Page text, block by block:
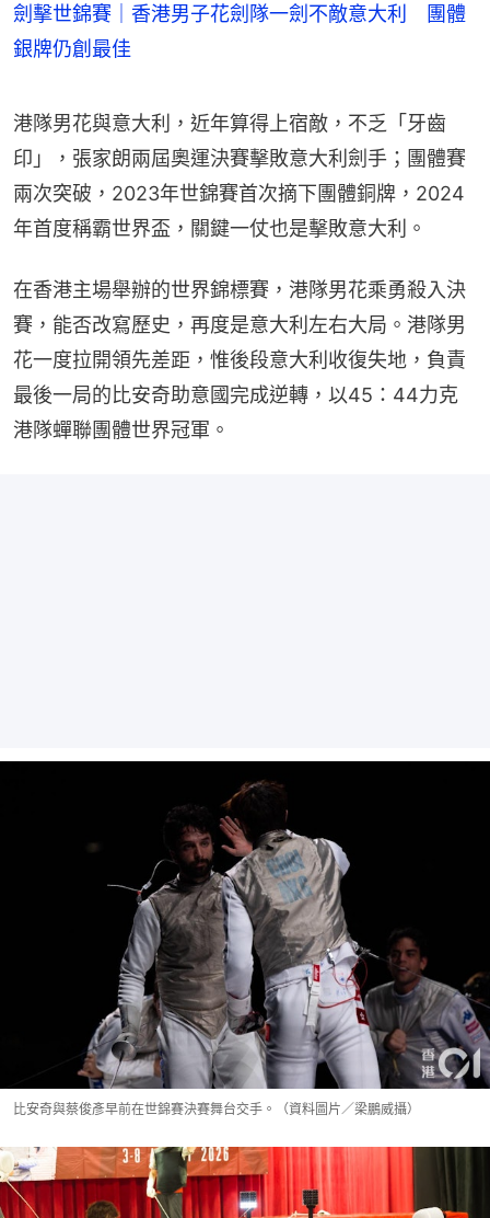
劍擊世錦賽｜香港男子花劍隊一劍不敵意大利 團體
銀牌仍創最佳
港隊男花與意大利，近年算得上宿敵，不乏「牙齒
印」，張家朗兩屆奧運決賽擊敗意大利劍手；團體賽
兩次突破，2023年世錦賽首次摘下團體銅牌，2024
年首度稱霸世界盃，關鍵一仗也是擊敗意大利。
在香港主場舉辦的世界錦標賽，港隊男花乘勇殺入決
賽，能否改寫歷史，再度是意大利左右大局。港隊男
花一度拉開領先差距，惟後段意大利收復失地，負責
最後一局的比安奇助意國完成逆轉，以45：44力克
港隊蟬聯團體世界冠軍。
比安奇與蔡俊彥早前在世錦賽決賽舞台交手。（資料圖片／梁鵬威攝）